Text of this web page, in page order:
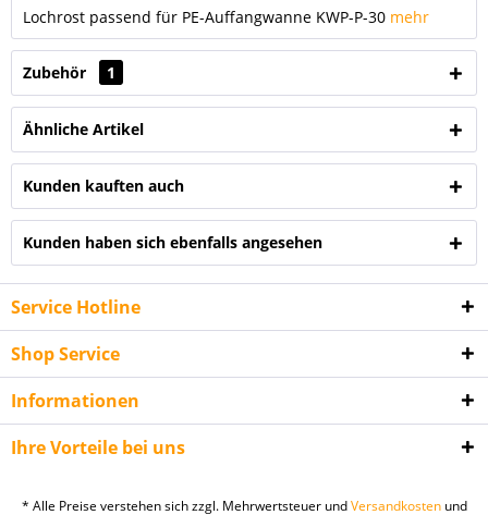
Lochrost passend für PE-Auffangwanne KWP-P-30 mehr
Zubehör 1
Ähnliche Artikel
Kunden kauften auch
Kunden haben sich ebenfalls angesehen
Service Hotline
Shop Service
Informationen
Ihre Vorteile bei uns
* Alle Preise verstehen sich zzgl. Mehrwertsteuer undVersandkostenund